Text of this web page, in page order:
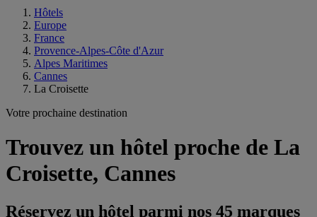
Hôtels
Europe
France
Provence-Alpes-Côte d'Azur
Alpes Maritimes
Cannes
La Croisette
Votre prochaine destination
Trouvez un hôtel proche de La
Croisette, Cannes
Réservez un hôtel parmi nos 45 marques